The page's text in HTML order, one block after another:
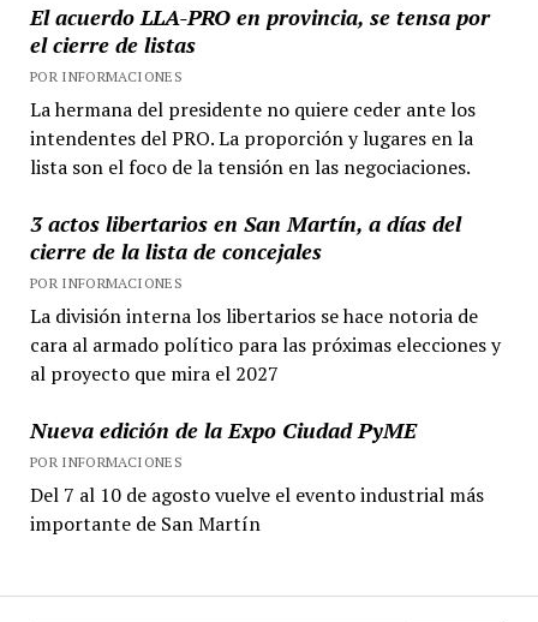
El acuerdo LLA-PRO en provincia, se tensa por
el cierre de listas
POR INFORMACIONES
La hermana del presidente no quiere ceder ante los
intendentes del PRO. La proporción y lugares en la
lista son el foco de la tensión en las negociaciones.
3 actos libertarios en San Martín, a días del
cierre de la lista de concejales
POR INFORMACIONES
La división interna los libertarios se hace notoria de
cara al armado político para las próximas elecciones y
al proyecto que mira el 2027
Nueva edición de la Expo Ciudad PyME
POR INFORMACIONES
Del 7 al 10 de agosto vuelve el evento industrial más
importante de San Martín